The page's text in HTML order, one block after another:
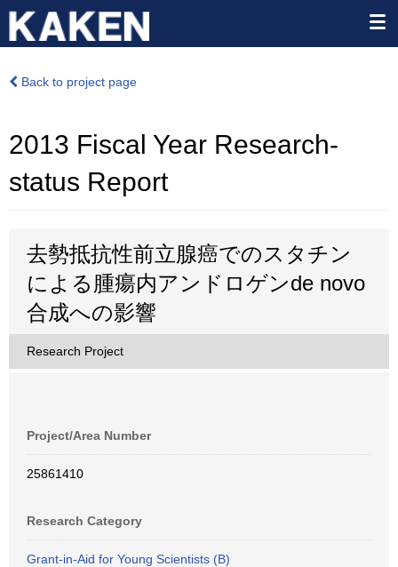
Back to project page
2013 Fiscal Year Research-
status Report
去勢抵抗性前立腺癌でのスタチン
による腫瘍内アンドロゲンde novo
合成への影響
Research Project
Project/Area Number
25861410
Research Category
Grant-in-Aid for Young Scientists (B)